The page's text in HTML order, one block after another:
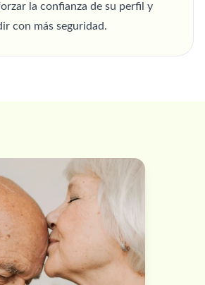
la confianza de su perfil y
con más seguridad.